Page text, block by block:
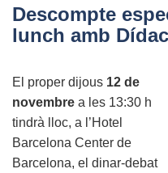
membres
del
per
a
les
II
Jornades
Descompte
lunch amb
El proper dijous 12 de
novembre a les 13:30 h
tindrà lloc, a l’Hotel
Barcelona Center de
Barcelona, el dinar-debat